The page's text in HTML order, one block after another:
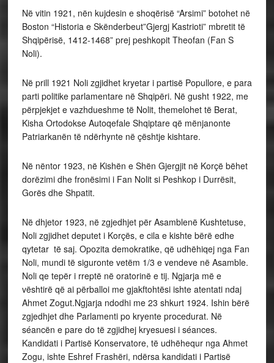
Në vitin 1921, nën kujdesin e shoqërisë “Arsimi” botohet në
Boston “Historia e Skënderbeut”Gjergj Kastrioti” mbretit të
Shqipërisë, 1412-1468” prej peshkopit Theofan (Fan S
Noli).
Në prill 1921 Noli zgjidhet kryetar i partisë Popullore, e para
parti politike parlamentare në Shqipëri. Në gusht 1922, me
përpjekjet e vazhdueshme të Nolit, themelohet të Berat,
Kisha Ortodokse Autoqefale Shqiptare që mënjanonte
Patriarkanën të ndërhynte në çështje kishtare.
Në nëntor 1923, në Kishën e Shën Gjergjit në Korçë bëhet
dorëzimi dhe fronësimi i Fan Nolit si Peshkop i Durrësit,
Gorës dhe Shpatit.
Në dhjetor 1923, në zgjedhjet për Asamblenë Kushtetuse,
Noli zgjidhet deputet i Korçës, e cila e kishte bërë edhe
qytetar të saj. Opozita demokratike, që udhëhiqej nga Fan
Noli, mundi të siguronte vetëm 1/3 e vendeve në Asamble.
Noli qe tepër i rreptë në oratorinë e tij. Ngjarja më e
vështirë që ai përballoi me gjakftohtësi ishte atentati ndaj
Ahmet Zogut.Ngjarja ndodhi me 23 shkurt 1924. Ishin bërë
zgjedhjet dhe Parlamenti po kryente procedurat. Në
séancën e pare do të zgjidhej kryesuesi i séances.
Kandidati i Partisë Konservatore, të udhëhequr nga Ahmet
Zogu, ishte Eshref Frashëri, ndërsa kandidati i Partisë